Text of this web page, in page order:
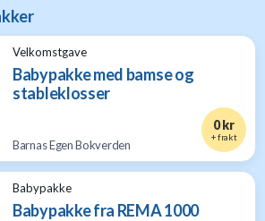
Velkomstgave
Babypakke med bamse og
stableklosser
Barnas Egen Bokverden
0 kr
+ frakt
Babypakke
Babypakke fra REMA 1000